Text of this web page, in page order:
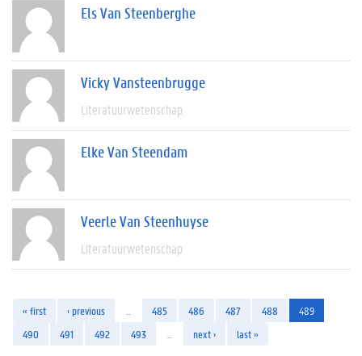
Els Van Steenberghe
Vicky Vansteenbrugge
Literatuurwetenschap
Elke Van Steendam
Veerle Van Steenhuyse
Literatuurwetenschap
« first ‹ previous 485 486 487 488
489
490
491 492 493 next › last »